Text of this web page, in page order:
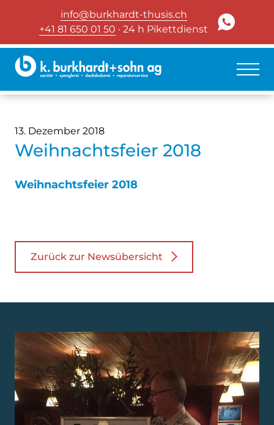
info@burkhardt-thusis.ch
+41 81 650 01 50 · 24 h Pikettdienst
13. Dezember 2018
Weihnachtsfeier 2018
Weihnachtsfeier 2018
Zurück zur Newsübersicht